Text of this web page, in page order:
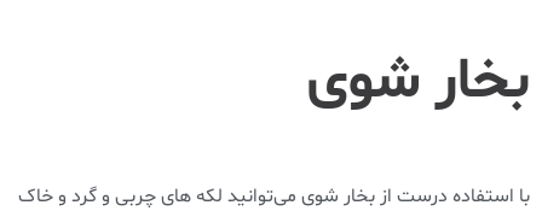
بخار شوی
با استفاده درست از بخار شوی می‌توانید لکه های چربی و گرد و خاک